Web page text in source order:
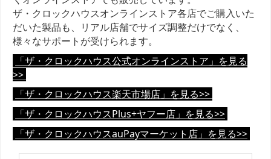
ザ・クロックハウスオンラインストア各店でご購入いた
だいた製品も、リアル店舗でサイズ調整だけでなく、
様々なサポートが受けられます。
「ザ・クロックハウス公式オンラインストア」を見る
>>
「ザ・クロックハウス楽天市場店」を見る>>
「ザ・クロックハウスPlus+ヤフー店」を見る>>
「ザ・クロックハウスauPayマーケット店」を見る>>